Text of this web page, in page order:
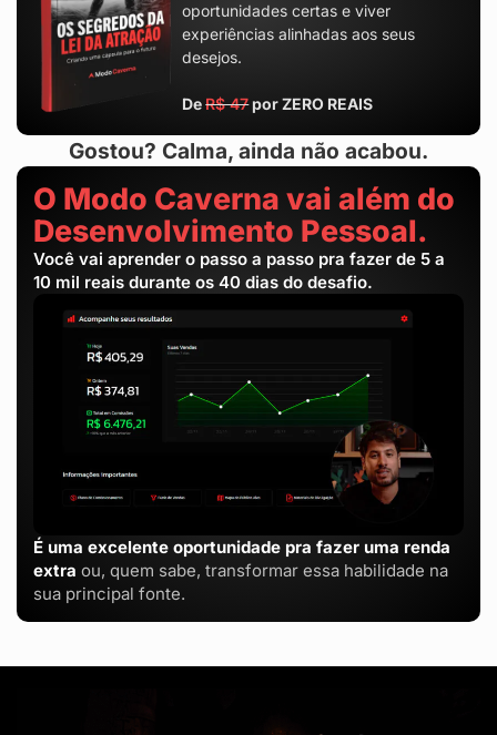
oportunidades certas e viver
experiências alinhadas aos seus
desejos.
DeR$ 47por ZERO REAIS
Gostou? Calma, ainda não acabou.
O Modo Caverna vai além do
Desenvolvimento Pessoal.
Você vai aprender o passo a passo pra fazer de 5 a
10 mil reais durante os 40 dias do desafio.
É uma excelente oportunidade pra fazer uma renda
extra ou, quem sabe, transformar essa habilidade na
sua principal fonte.